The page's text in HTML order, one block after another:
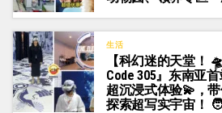
生活
【科幻迷的天堂！
Code 305』东南亚
超沉浸式体验💫，
探索超写实宇宙！